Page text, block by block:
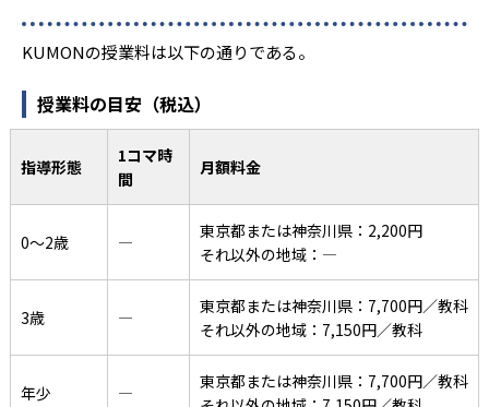
KUMONの授業料は以下の通りである。
授業料の目安（税込）
指導形態
1コマ時
間
月額料金
0〜2歳 ―
東京都または神奈川県：2,200円
それ以外の地域：―
3歳 ―
東京都または神奈川県：7,700円／教科
それ以外の地域：7,150円／教科
年少 ―
東京都または神奈川県：7,700円／教科